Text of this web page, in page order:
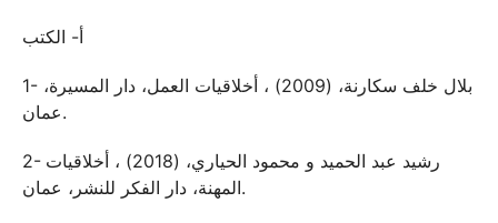
أ- الكتب
1- بلال خلف سكارنة، (2009) ، أخلاقيات العمل، دار المسيرة،
عمان.
2- رشيد عبد الحميد و محمود الحياري، (2018) ، أخلاقيات
المهنة، دار الفكر للنشر، عمان.